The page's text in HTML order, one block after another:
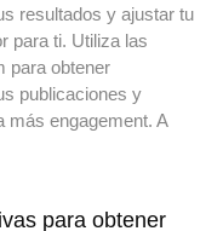
resultados y ajustar tu
para ti. Utiliza las
para obtener
publicaciones y
más engagement. A
para obtener